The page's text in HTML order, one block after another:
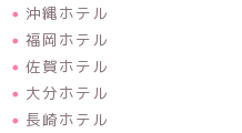
沖縄ホテル
福岡ホテル
佐賀ホテル
大分ホテル
長崎ホテル